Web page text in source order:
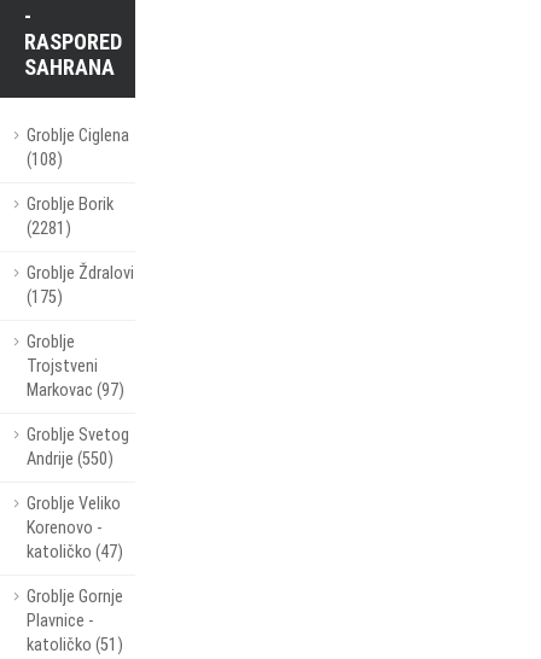
-
RASPORED
SAHRANA
Groblje Ciglena
(108)
Groblje Borik
(2281)
Groblje Ždralovi
(175)
Groblje
Trojstveni
Markovac (97)
Groblje Svetog
Andrije (550)
Groblje Veliko
Korenovo -
katoličko (47)
Groblje Gornje
Plavnice -
katoličko (51)